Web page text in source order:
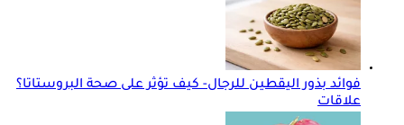
فوائد بذور اليقطين للرجال- كيف تؤثر على صحة البروستاتا؟
علاقات